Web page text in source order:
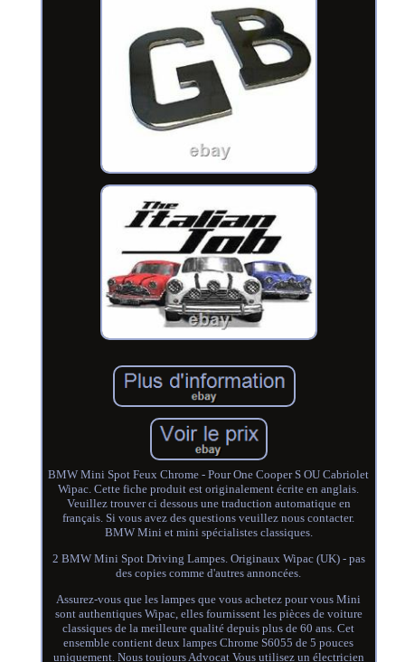
BMW Mini Spot Feux Chrome - Pour One Cooper S OU Cabriolet
Wipac. Cette fiche produit est originalement écrite en anglais.
Veuillez trouver ci dessous une traduction automatique en
français. Si vous avez des questions veuillez nous contacter.
BMW Mini et mini spécialistes classiques.
2 BMW Mini Spot Driving Lampes. Originaux Wipac (UK) - pas
des copies comme d'autres annoncées.
Assurez-vous que les lampes que vous achetez pour vous Mini
sont authentiques Wipac, elles fournissent les pièces de voiture
classiques de la meilleure qualité depuis plus de 60 ans. Cet
ensemble contient deux lampes Chrome S6055 de 5 pouces
uniquement. Nous toujours Advocat Vous utilisez un électricien